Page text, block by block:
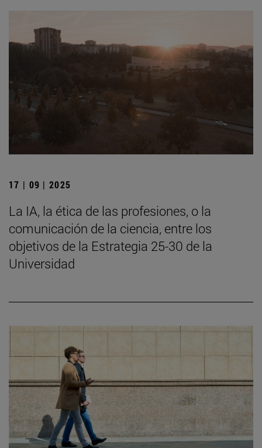
17 | 09 | 2025
La IA, la ética de las profesiones, o la
comunicación de la ciencia, entre los
objetivos de la Estrategia 25-30 de la
Universidad